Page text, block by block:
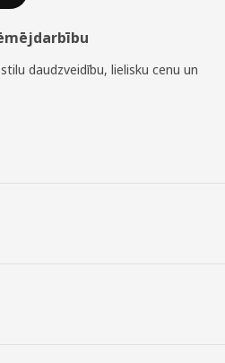
daudzveidību, lielisku cenu un